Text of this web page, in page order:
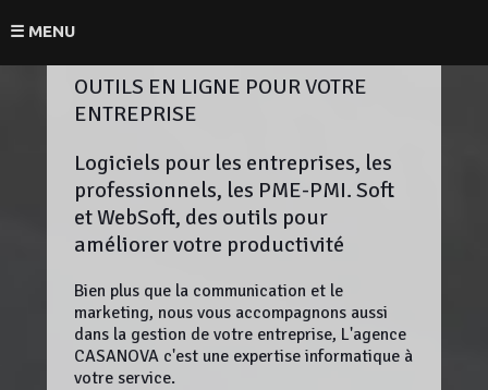
☰ MENU
OUTILS EN LIGNE POUR VOTRE
ENTREPRISE
Logiciels pour les entreprises, les
professionnels, les PME-PMI. Soft
et WebSoft, des outils pour
améliorer votre productivité
Bien plus que la communication et le
marketing, nous vous accompagnons aussi
dans la gestion de votre entreprise, L'agence
CASANOVA c'est une expertise informatique à
votre service.